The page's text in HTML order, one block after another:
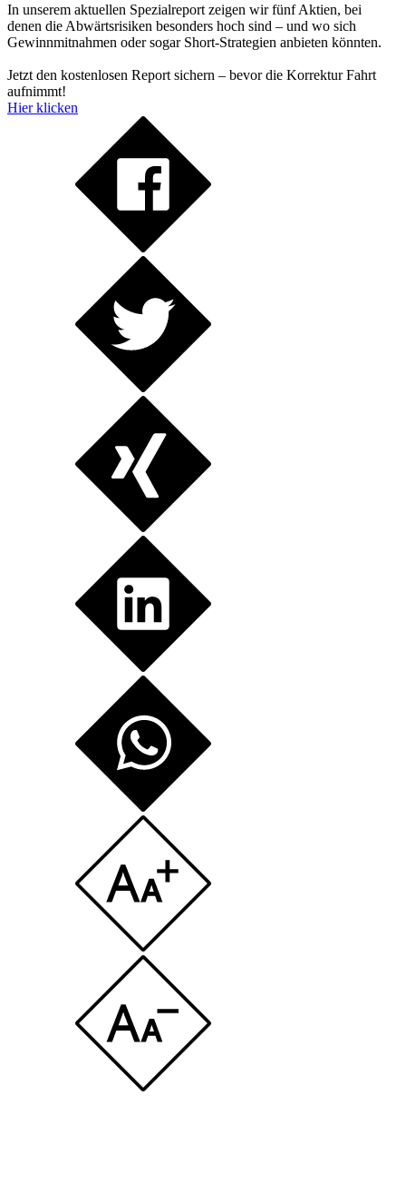
In unserem aktuellen Spezialreport zeigen wir fünf Aktien, bei
denen die Abwärtsrisiken besonders hoch sind – und wo sich
Gewinnmitnahmen oder sogar Short-Strategien anbieten könnten.
Jetzt den kostenlosen Report sichern – bevor die Korrektur Fahrt
aufnimmt!
Hier klicken